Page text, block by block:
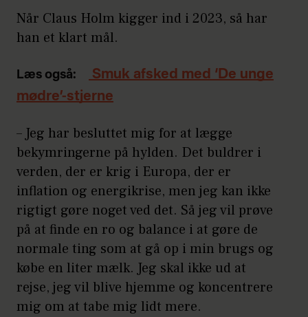
Når Claus Holm kigger ind i 2023, så har
han et klart mål.
Læs også:
Smuk afsked med ‘De unge
mødre’-stjerne
– Jeg har besluttet mig for at lægge
bekymringerne på hylden. Det buldrer i
verden, der er krig i Europa, der er
inflation og energikrise, men jeg kan ikke
rigtigt gøre noget ved det. Så jeg vil prøve
på at finde en ro og balance i at gøre de
normale ting som at gå op i min brugs og
købe en liter mælk. Jeg skal ikke ud at
rejse, jeg vil blive hjemme og koncentrere
mig om at tabe mig lidt mere.